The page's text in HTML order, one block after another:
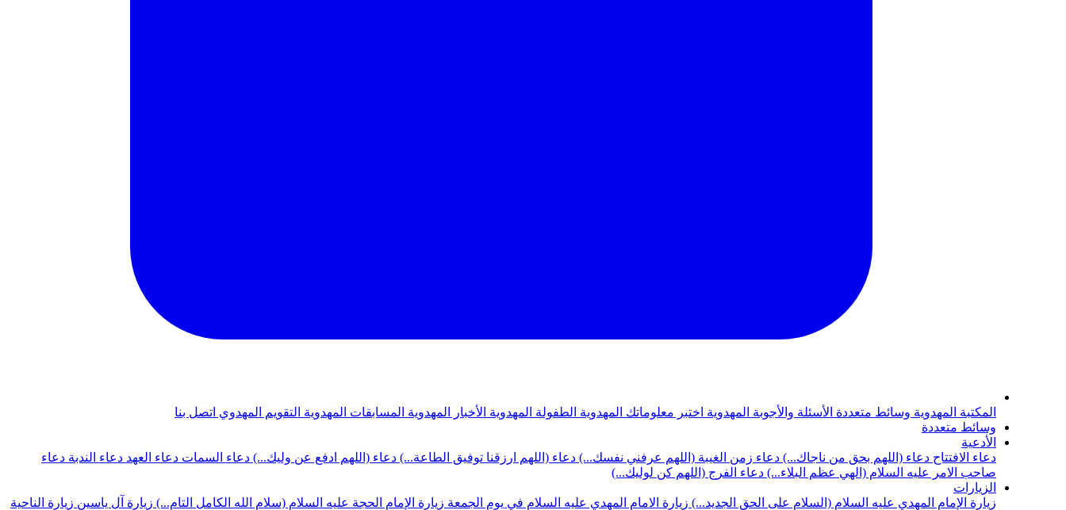
المكتبة المهدوية وسائط متعددة الأسئلة والأجوبة المهدوية اختبر معلوماتك المهدوية الطفولة المهدوية الأخبار المهدوية المسابقات المهدوية التقويم المهدوي اتصل بنا
وسائط متعددة
الأدعية
دعاء الافتتاح دعاء (اللهم بحق من ناجاك...) دعاء زمن الغيبة (اللهم عرفني نفسك...) دعاء (اللهم ارزقنا توفيق الطاعة...) دعاء (اللهم ادفع عن وليك...) دعاء السمات دعاء العهد دعاء الندبة دعاء
صاحب الامر عليه السلام (الهي عظم البلاء...) دعاء الفرج (اللهم كن لوليك...)
الزيارات
زيارة الإمام المهدي عليه السلام (السلام على الحق الجديد...) زيارة الامام المهدي عليه السلام في يوم الجمعة زيارة الإمام الحجة عليه السلام (سلام الله الكامل التام...) زيارة آل ياسين زيارة الناحية